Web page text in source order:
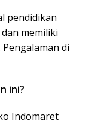
pendidikan
memiliki
di
ini?
Indomaret